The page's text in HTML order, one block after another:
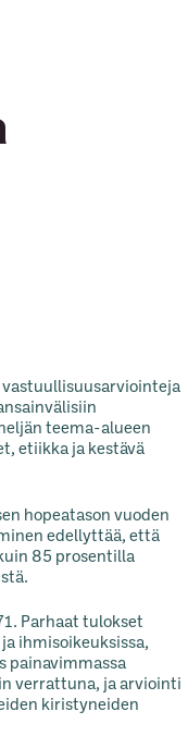
vastuullisuusarviointeja
teema-alueen
etiikka ja kestävä
hopeatason vuoden
edellyttää, että
85 prosentilla
Parhaat tulokset
ihmisoikeuksissa,
painavimmassa
verrattuna, ja arviointi
kiristyneiden